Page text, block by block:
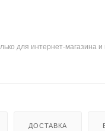
для интернет-магазина
ДОСТАВКА